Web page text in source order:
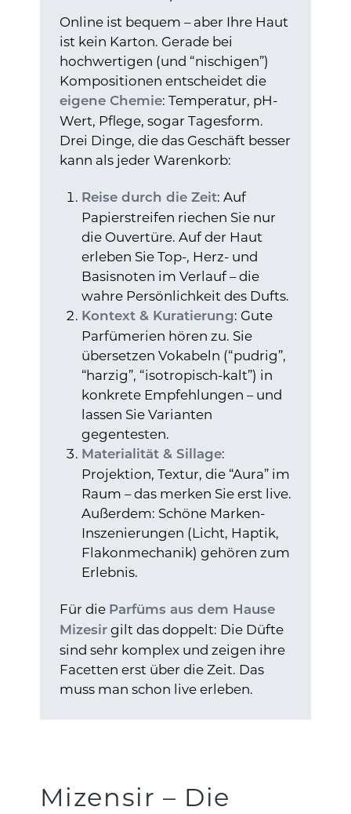
Online ist bequem – aber Ihre Haut
ist kein Karton. Gerade bei
hochwertigen (und “nischigen”)
Kompositionen entscheidet die
eigene Chemie: Temperatur, pH-
Wert, Pflege, sogar Tagesform.
Drei Dinge, die das Geschäft besser
kann als jeder Warenkorb:
Reise durch die Zeit: Auf
Papierstreifen riechen Sie nur
die Ouvertüre. Auf der Haut
erleben Sie Top-, Herz- und
Basisnoten im Verlauf – die
wahre Persönlichkeit des Dufts.
Kontext & Kuratierung: Gute
Parfümerien hören zu. Sie
übersetzen Vokabeln (“pudrig”,
“harzig”, “isotropisch-kalt”) in
konkrete Empfehlungen – und
lassen Sie Varianten
gegentesten.
Materialität & Sillage:
Projektion, Textur, die “Aura” im
Raum – das merken Sie erst live.
Außerdem: Schöne Marken-
Inszenierungen (Licht, Haptik,
Flakonmechanik) gehören zum
Erlebnis.
Für die Parfüms aus dem Hause
Mizesirgilt das doppelt: Die Düfte
sind sehr komplex und zeigen ihre
Facetten erst über die Zeit. Das
muss man schon live erleben.
Mizensir – Die